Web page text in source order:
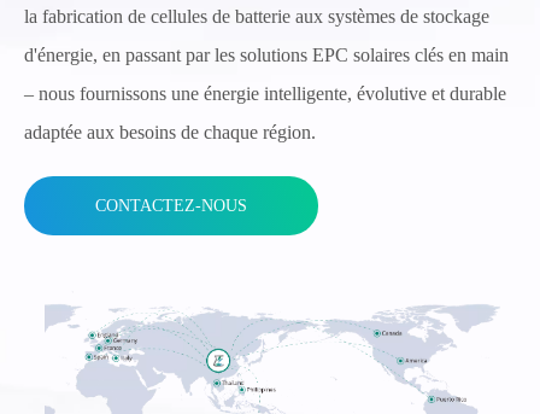
la fabrication de cellules de batterie aux systèmes de stockage
d'énergie, en passant par les solutions EPC solaires clés en main
– nous fournissons une énergie intelligente, évolutive et durable
adaptée aux besoins de chaque région.
CONTACTEZ-NOUS